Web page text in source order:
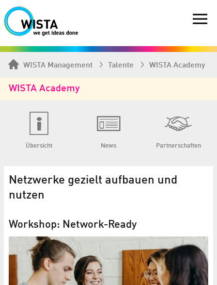
WISTA Management Talente WISTA Academy
WISTA Academy
Übersicht News Partnerschaften
Netzwerke gezielt aufbauen und
nutzen
Workshop: Network-Ready